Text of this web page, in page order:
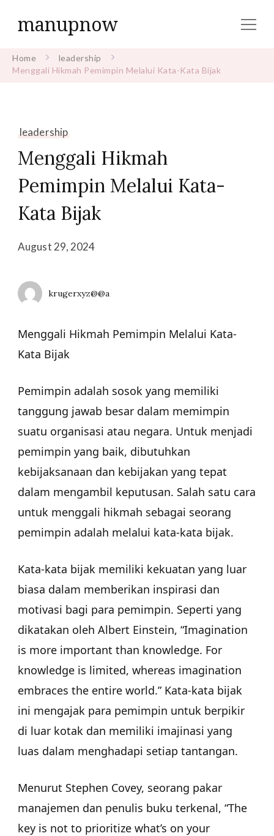
manupnow
Home
leadership
Menggali Hikmah Pemimpin Melalui Kata-Kata Bijak
leadership
Menggali Hikmah
Pemimpin Melalui Kata-
Kata Bijak
August 29, 2024
krugerxyz@@a
Menggali Hikmah Pemimpin Melalui Kata-
Kata Bijak
Pemimpin adalah sosok yang memiliki
tanggung jawab besar dalam memimpin
suatu organisasi atau negara. Untuk menjadi
pemimpin yang baik, dibutuhkan
kebijaksanaan dan kebijakan yang tepat
dalam mengambil keputusan. Salah satu cara
untuk menggali hikmah sebagai seorang
pemimpin adalah melalui kata-kata bijak.
Kata-kata bijak memiliki kekuatan yang luar
biasa dalam memberikan inspirasi dan
motivasi bagi para pemimpin. Seperti yang
dikatakan oleh Albert Einstein, “Imagination
is more important than knowledge. For
knowledge is limited, whereas imagination
embraces the entire world.” Kata-kata bijak
ini mengajak para pemimpin untuk berpikir
di luar kotak dan memiliki imajinasi yang
luas dalam menghadapi setiap tantangan.
Menurut Stephen Covey, seorang pakar
manajemen dan penulis buku terkenal, “The
key is not to prioritize what’s on your